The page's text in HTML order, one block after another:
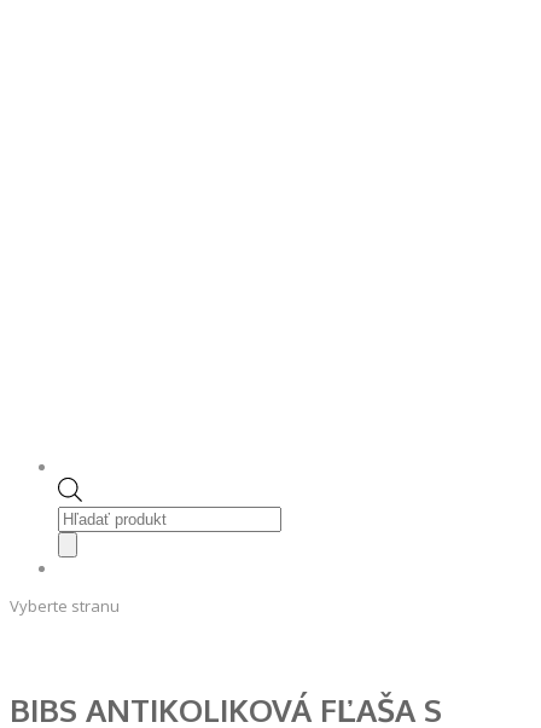
Products
search
Vyberte stranu
BIBS ANTIKOLIKOVÁ FĽAŠA S